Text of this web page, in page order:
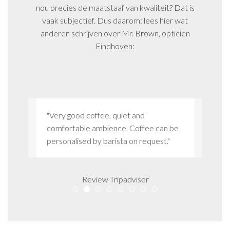
nou precies de maatstaaf van kwaliteit? Dat is
vaak subjectief. Dus daarom: lees hier wat
anderen schrijven over Mr. Brown, opticien
Eindhoven:
"Very good coffee, quiet and
comfortable ambience. Coffee can be
personalised by barista on request."
Review Tripadviser